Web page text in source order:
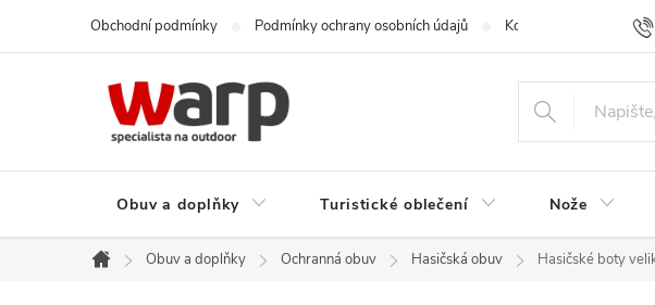
Obchodní podmínky Podmínky ochrany osobních údajů Kontakty
Obuv a doplňky Turistické oblečení Nože
Domů
Obuv a doplňky Ochranná obuv Hasičská obuv Hasičské boty